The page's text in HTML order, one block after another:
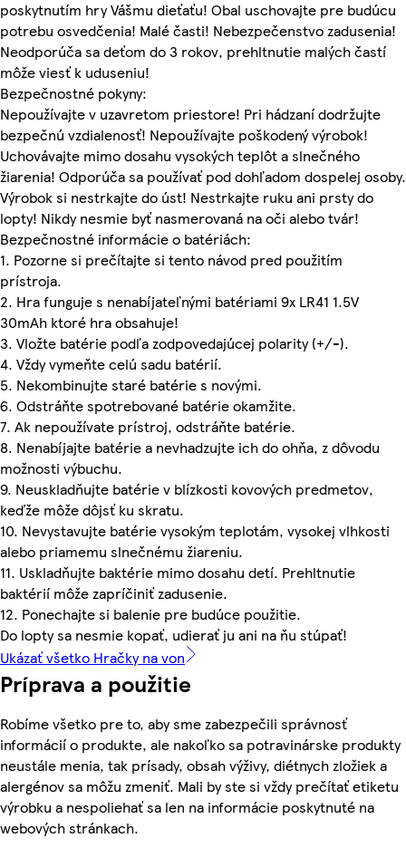
poskytnutím hry Vášmu dieťaťu! Obal uschovajte pre budúcu
potrebu osvedčenia! Malé časti! Nebezpečenstvo zadusenia!
Neodporúča sa deťom do 3 rokov, prehltnutie malých častí
môže viesť k uduseniu!
Bezpečnostné pokyny:
Nepoužívajte v uzavretom priestore! Pri hádzaní dodržujte
bezpečnú vzdialenosť! Nepoužívajte poškodený výrobok!
Uchovávajte mimo dosahu vysokých teplôt a slnečného
žiarenia! Odporúča sa používať pod dohľadom dospelej osoby.
Výrobok si nestrkajte do úst! Nestrkajte ruku ani prsty do
lopty! Nikdy nesmie byť nasmerovaná na oči alebo tvár!
Bezpečnostné informácie o batériách:
1. Pozorne si prečítajte si tento návod pred použitím
prístroja.
2. Hra funguje s nenabíjateľnými batériami 9x LR41 1.5V
30mAh ktoré hra obsahuje!
3. Vložte batérie podľa zodpovedajúcej polarity (+/-).
4. Vždy vymeňte celú sadu batérií.
5. Nekombinujte staré batérie s novými.
6. Odstráňte spotrebované batérie okamžite.
7. Ak nepoužívate prístroj, odstráňte batérie.
8. Nenabíjajte batérie a nevhadzujte ich do ohňa, z dôvodu
možnosti výbuchu.
9. Neuskladňujte batérie v blízkosti kovových predmetov,
keďže môže dôjsť ku skratu.
10. Nevystavujte batérie vysokým teplotám, vysokej vlhkosti
alebo priamemu slnečnému žiareniu.
11. Uskladňujte baktérie mimo dosahu detí. Prehltnutie
baktérií môže zapríčiniť zadusenie.
12. Ponechajte si balenie pre budúce použitie.
Do lopty sa nesmie kopať, udierať ju ani na ňu stúpať!
Ukázať všetko Hračky na von
Príprava a použitie
Robíme všetko pre to, aby sme zabezpečili správnosť
informácií o produkte, ale nakoľko sa potravinárske produkty
neustále menia, tak prísady, obsah výživy, diétnych zložiek a
alergénov sa môžu zmeniť. Mali by ste si vždy prečítať etiketu
výrobku a nespoliehať sa len na informácie poskytnuté na
webových stránkach.